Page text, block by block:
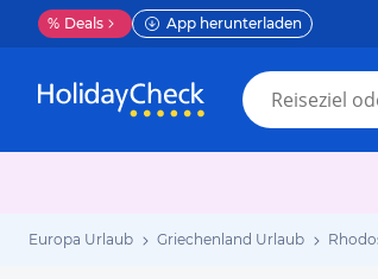
% Deals App herunterladen
Europa Urlaub Griechenland Urlaub